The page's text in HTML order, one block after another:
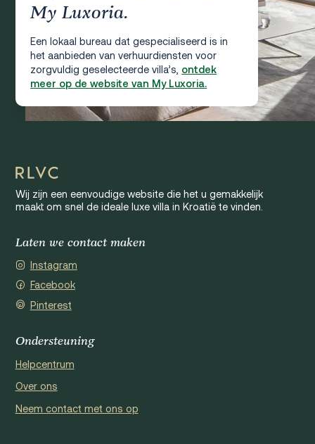
My Luxoria.
Een lokaal bureau dat gespecialiseerd is in
het aanbieden van verhuurdiensten voor
zorgvuldig geselecteerde villa’s, ontdek
meer op de website van My Luxoria.
Wij zijn een eenvoudige website die het u gemakkelijk
maakt om snel de ideale luxe villa in Kroatië te vinden.
Laten we contact maken
Instagram
Facebook
Pinterest
Ondersteuning
Helpcentrum
Over ons
Neem contact met ons op